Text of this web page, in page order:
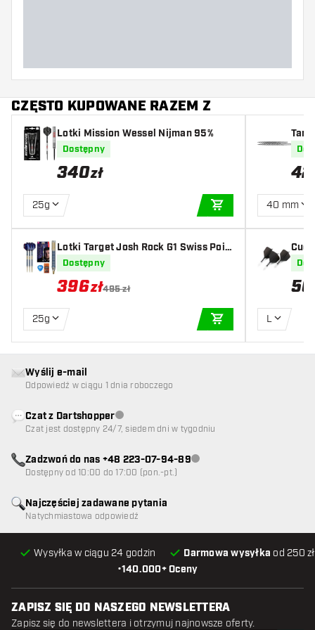
CZĘSTO KUPOWANE RAZEM Z
Lotki Mission Wessel Nijman 95%
Dostępny
340zł
25g
DODAJ DO
Lotki Target Josh Rock G1 Swiss Poin
t 90%
Dostępny
396zł495 zł
25g
DODAJ DO
42
40 mm
50
L
•140.000+ Oceny
Wysyłka w ciągu 24 godzin Darmowa wysyłka od 250
Najczęściej zadawane pytania
Natychmiastowa odpowiedź
Wyślij e-mail
Odpowiedź w ciągu 1 dnia roboczego
Czat z DartshopperObsługa klienta niedostępna
Czat jest dostępny 24/7, siedem dni w tygodniu
Zadzwoń do nas +48 223-07-94-89Obsługa klienta niedostępna
Dostępny od 10:00 do 17:00 (pon.-pt.)
ZAPISZ SIĘ DO NASZEGO NEWSLETTERA
Zapisz się do newslettera i otrzymuj najnowsze oferty.